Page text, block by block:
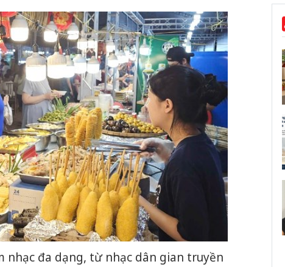
nhạc đa dạng, từ nhạc dân gian truyền
Công an Thanh Hóa
tìm bị hại trong vụ
án sản xuất, buôn
bán yến sào giả
Thanh Hóa: Tìm bị
hại trong vụ án buôn
bán bình sữa
Moyuum giả
An Giang: Đối tượng
chủ mưu đường dây
bán hàng giả tại Phú